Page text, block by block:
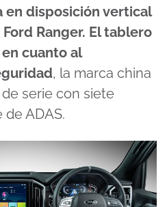
disposición vertical
Ranger. El tablero
cuanto al
, la marca china
serie con siete
ADAS.